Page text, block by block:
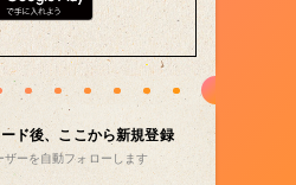
ド後、ここから新規登録
ーを自動フォローします